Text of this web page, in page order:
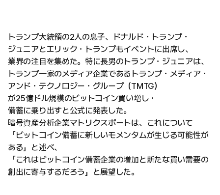
トランプ大統領の2人の息子、ドナルド・トランプ・
ジュニアとエリック・トランプもイベントに出席し、
業界の注目を集めた。特に長男のトランプ・ジュニアは、
トランプ一家のメディア企業であるトランプ・メディア・
アンド・テクノロジー・グループ（TMTG）
が25億ドル規模のビットコイン買い増し・
備蓄に乗り出すと公式に発表した。
暗号資産分析企業マトリクスポートは、これについて
「ビットコイン備蓄に新しいモメンタムが生じる可能性が
ある」と述べ、
「これはビットコイン備蓄企業の増加と新たな買い需要の
創出に寄与するだろう」と展望した。